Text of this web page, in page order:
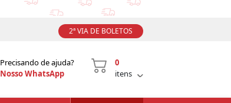
2ª VIA DE BOLETOS
Precisando de ajuda?
Nosso WhatsApp
0
itens